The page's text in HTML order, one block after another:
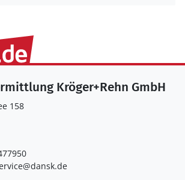
Kröger+Rehn GmbH
158